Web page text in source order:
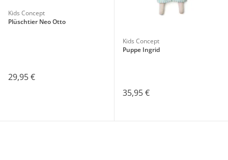
Kids Concept
Plüschtier Neo Otto
29,95 €
Kids Concept
Puppe Ingrid
35,95 €